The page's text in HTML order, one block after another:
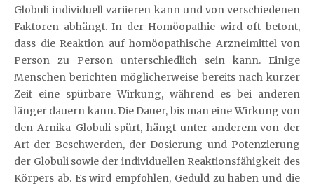
Globuli individuell variieren kann und von verschiedenen
Faktoren abhängt. In der Homöopathie wird oft betont,
dass die Reaktion auf homöopathische Arzneimittel von
Person zu Person unterschiedlich sein kann. Einige
Menschen berichten möglicherweise bereits nach kurzer
Zeit eine spürbare Wirkung, während es bei anderen
länger dauern kann. Die Dauer, bis man eine Wirkung von
den Arnika-Globuli spürt, hängt unter anderem von der
Art der Beschwerden, der Dosierung und Potenzierung
der Globuli sowie der individuellen Reaktionsfähigkeit des
Körpers ab. Es wird empfohlen, Geduld zu haben und die